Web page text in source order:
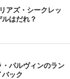
アズ・シークレッ
はだれ？
パルヴィンのラン
ック